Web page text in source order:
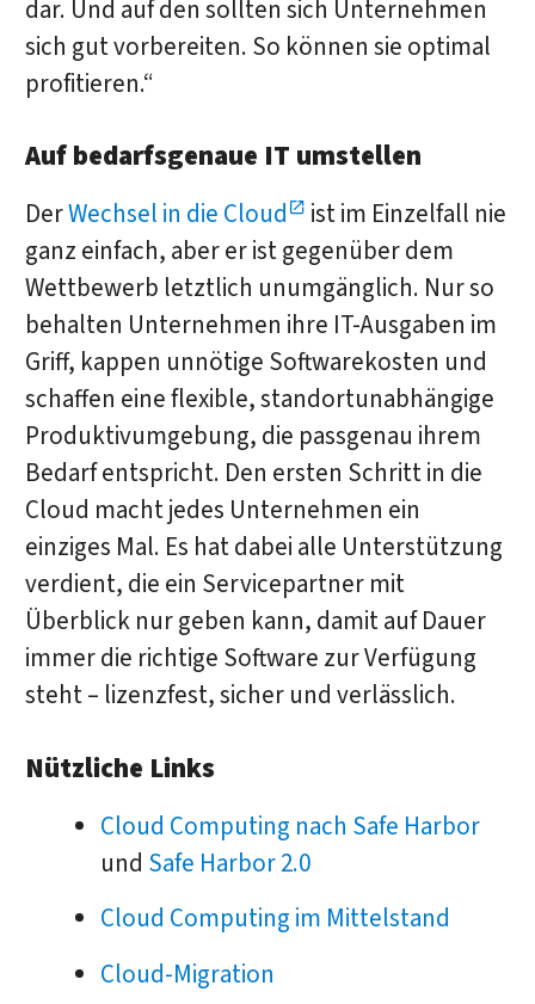
dar. Und auf den sollten sich Unternehmen
sich gut vorbereiten. So können sie optimal
profitieren.“
Auf bedarfsgenaue IT umstellen
DerWechsel in die Cloud
ist im Einzelfall nie
ganz einfach, aber er ist gegenüber dem
Wettbewerb letztlich unumgänglich. Nur so
behalten Unternehmen ihre IT-Ausgaben im
Griff, kappen unnötige Softwarekosten und
schaffen eine flexible, standortunabhängige
Produktivumgebung, die passgenau ihrem
Bedarf entspricht. Den ersten Schritt in die
Cloud macht jedes Unternehmen ein
einziges Mal. Es hat dabei alle Unterstützung
verdient, die ein Servicepartner mit
Überblick nur geben kann, damit auf Dauer
immer die richtige Software zur Verfügung
steht – lizenzfest, sicher und verlässlich.
Nützliche Links
Cloud Computing nach Safe Harbor
und Safe Harbor 2.0
Cloud Computing im Mittelstand
Cloud-Migration